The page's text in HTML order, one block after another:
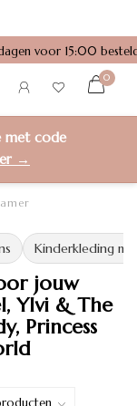
vanaf €50,-✓
0
met code
→
Kinderkleding
jouw
Ylvi & The
Princess